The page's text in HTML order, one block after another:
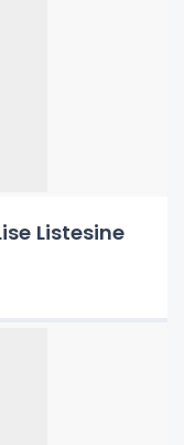
Listesine